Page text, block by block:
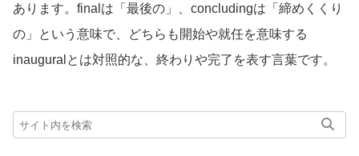
あります。finalは「最後の」、concludingは「締めくくり
の」という意味で、どちらも開始や就任を意味する
inauguralとは対照的な、終わりや完了を表す言葉です。